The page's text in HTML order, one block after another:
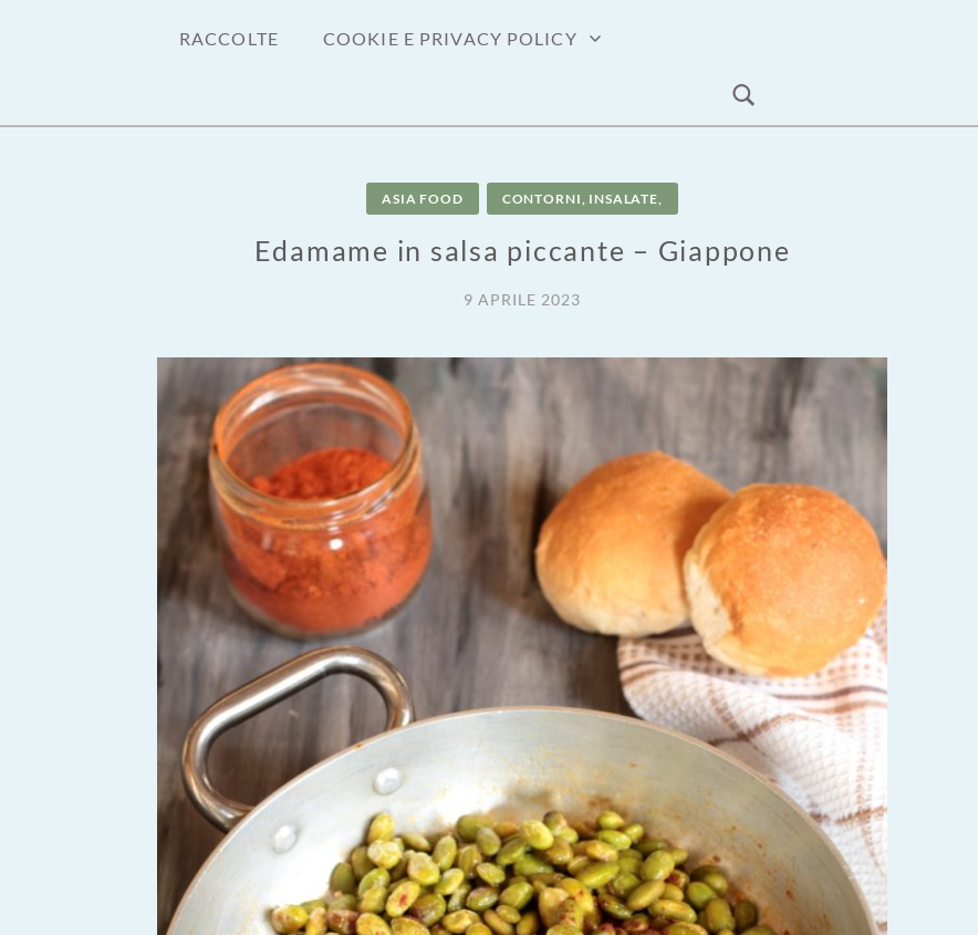
RACCOLTE COOKIE E PRIVACY POLICY
ASIA FOOD CONTORNI, INSALATE,
Edamame in salsa piccante – Giappone
9 APRILE 2023